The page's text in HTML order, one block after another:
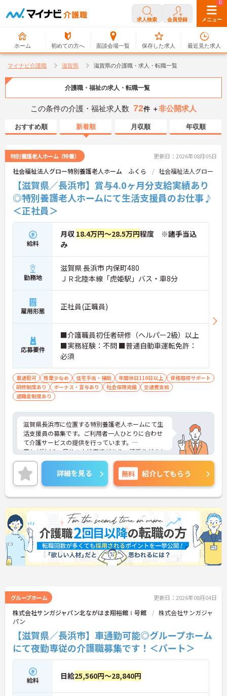
求人検索 会員登録 メニュー
ホーム 初めての方へ 面談会場一覧
0
保存した求人
0
最近見た求人
マイナビ介護職 滋賀県 滋賀県の介護職・求人・転職一覧
介護職・福祉の求人・転職一覧
この条件の介護・福祉求人数 72件 ＋非公開求人
おすすめ順 新着順 月収順 年収順
特別養護老人ホーム（特養） 更新日：2026年08月05日
社会福祉法人グロー特別養護老人ホーム ふくら 社会福祉法人グロー
【滋賀県／長浜市】賞与4.0ヶ月分支給実績あり
◎特別養護老人ホームにて生活支援員のお仕事♪
＜正社員＞
給料
月収 18.4万円～28.5万円程度 ※諸手当込
み
勤務地
滋賀県 長浜市 内保町480
ＪＲ北陸本線「虎姫駅」バス・車8分
雇用形態 正社員(正職員)
応募要件
■介護職員初任者研修（ヘルパー2級）以上
■実務経験：不問 ■普通自動車運転免許：
必須
車通勤可 残業少なめ 住宅手当・補助 年間休日110日以上
資格取得サポート
研修制度あり
ボーナス・賞与あり 社会保険完備
交通費支給
退職金制度あり
滋賀県長浜市に位置する特別養護老人ホームにて生
活支援員の募集です。ご利用者一人ひとりに合わせ
て介護サービスの提供を行っています。
賞与が計4.0ヶ月分の支給実績があり、頑張りがきち
んと評価される職場です。また、人材育成にも力を
入れており、研修制度が充実しています。
ご興味のある方には、面接対策ポイントなど、さら
に詳細をお話しいたしますのでお気軽にご相談くだ
さい！
詳細を見る 無料 紹介してもらう
グループホーム 更新日：2026年08月04日
株式会社サンガジャパン北ながはま翔裕館Ⅰ号館
株式会社サンガジャ
パン
【滋賀県／長浜市】車通勤可能◎グループホーム
にて夜勤専従の介護職募集です！＜パート＞
給料 日給25,560円～28,840円